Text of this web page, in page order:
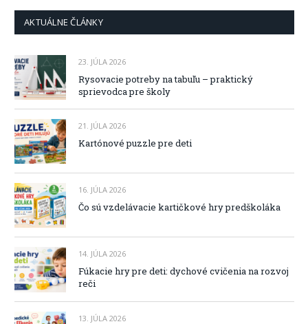
AKTUÁLNE ČLÁNKY
23. JÚLA 2026
Rysovacie potreby na tabuľu – praktický
sprievodca pre školy
21. JÚLA 2026
Kartónové puzzle pre deti
16. JÚLA 2026
Čo sú vzdelávacie kartičkové hry predškoláka
14. JÚLA 2026
Fúkacie hry pre deti: dychové cvičenia na rozvoj
reči
13. JÚLA 2026